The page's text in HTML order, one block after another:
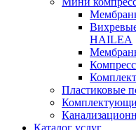
HAILEA
Пластиковые
Каталог услуг